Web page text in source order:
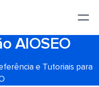
AIOSEO
e Tutoriais para